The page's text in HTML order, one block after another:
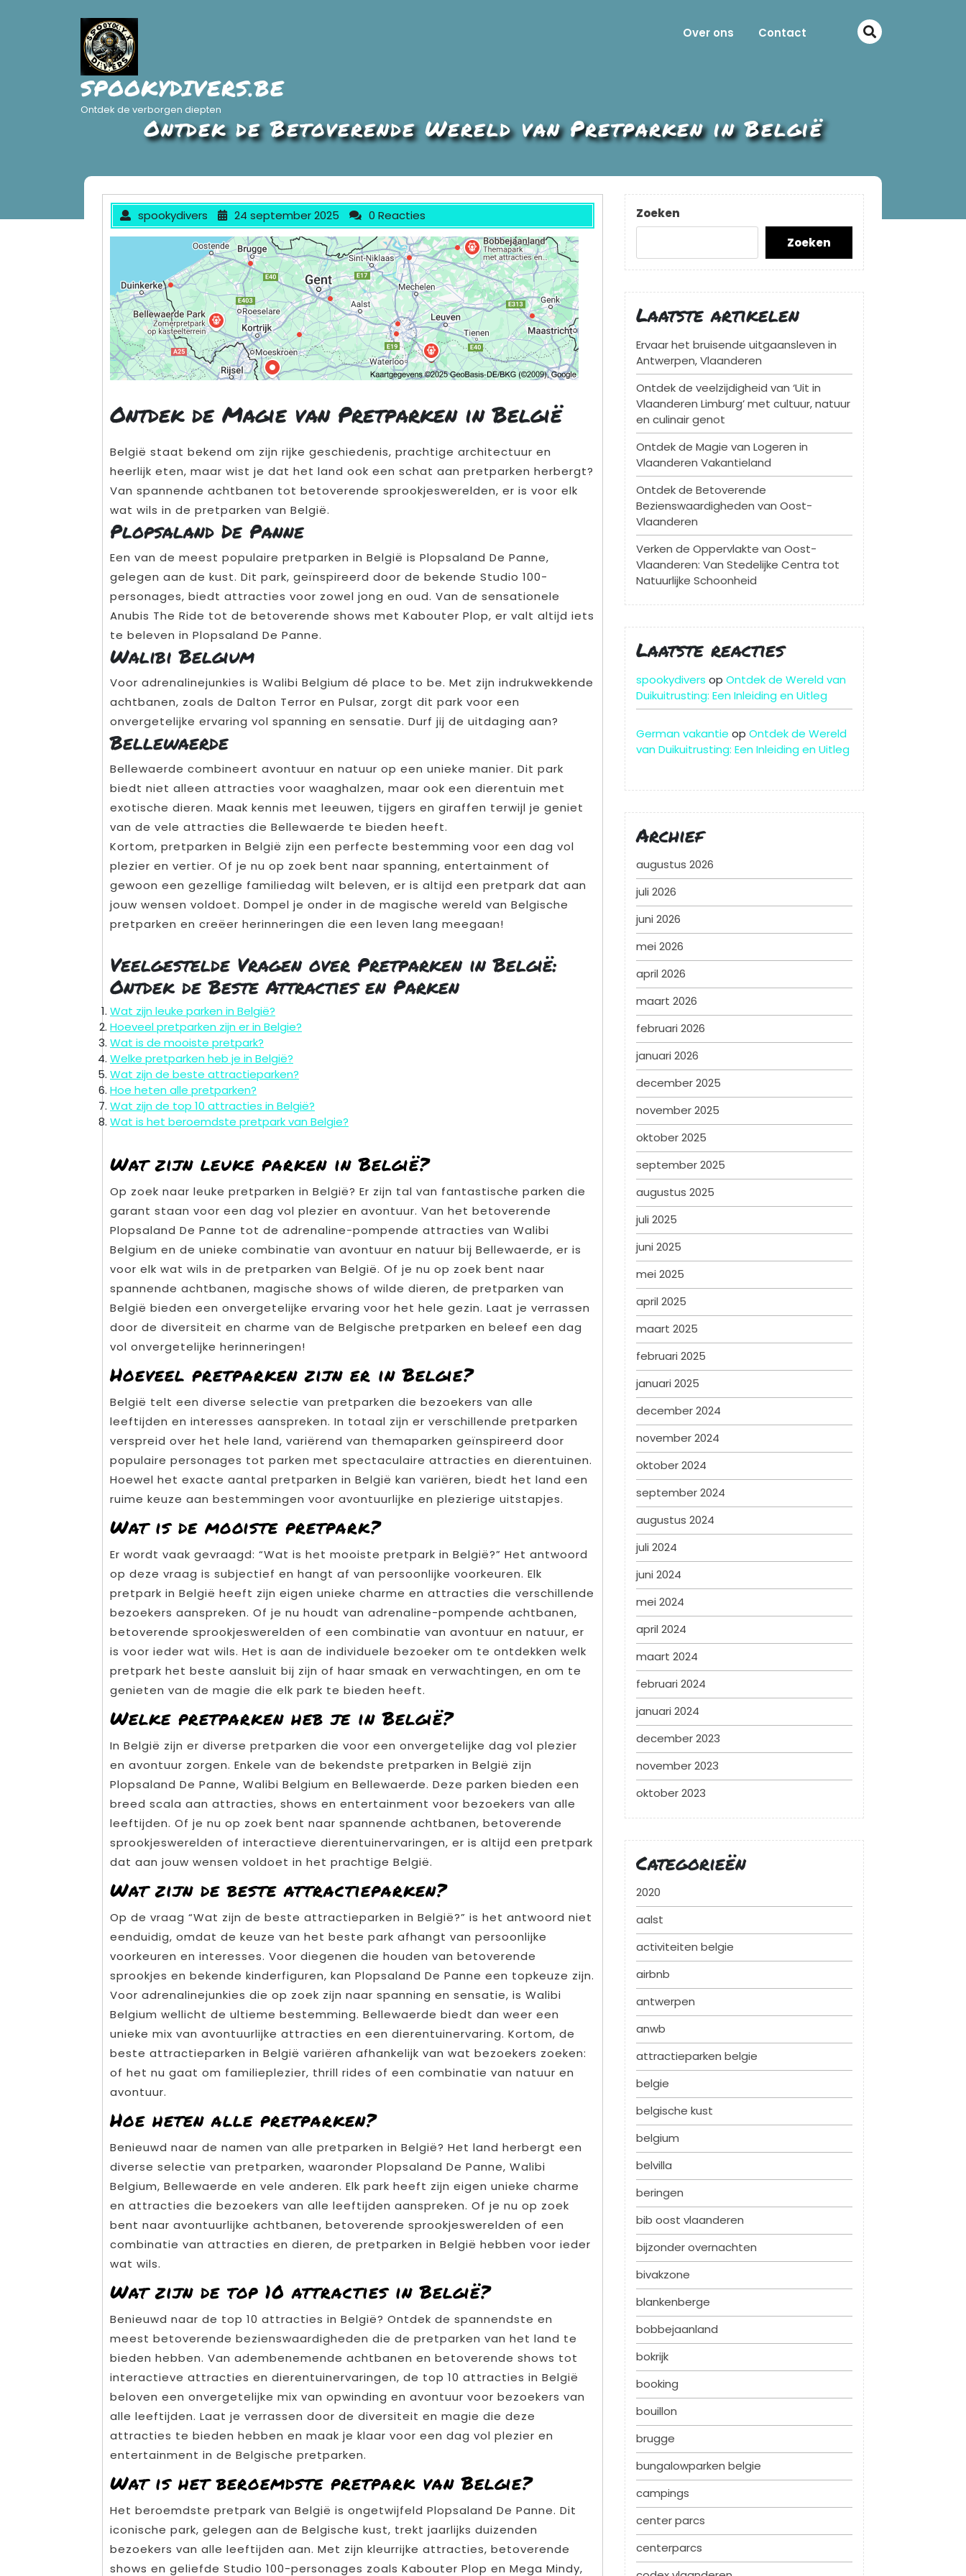
SPOOKYDIVERS.BE
Ontdek de verborgen diepten
Over ons Contact
Ontdek de Betoverende Wereld van Pretparken in België
spookydivers 24 september 2025 0 Reacties
Ontdek de Magie van Pretparken in België
België staat bekend om zijn rijke geschiedenis, prachtige architectuur en
heerlijk eten, maar wist je dat het land ook een schat aan pretparken herbergt?
Van spannende achtbanen tot betoverende sprookjeswerelden, er is voor elk
wat wils in de pretparken van België.
Plopsaland De Panne
Een van de meest populaire pretparken in België is Plopsaland De Panne,
gelegen aan de kust. Dit park, geïnspireerd door de bekende Studio 100-
personages, biedt attracties voor zowel jong en oud. Van de sensationele
Anubis The Ride tot de betoverende shows met Kabouter Plop, er valt altijd iets
te beleven in Plopsaland De Panne.
Walibi Belgium
Voor adrenalinejunkies is Walibi Belgium dé place to be. Met zijn indrukwekkende
achtbanen, zoals de Dalton Terror en Pulsar, zorgt dit park voor een
onvergetelijke ervaring vol spanning en sensatie. Durf jij de uitdaging aan?
Bellewaerde
Bellewaerde combineert avontuur en natuur op een unieke manier. Dit park
biedt niet alleen attracties voor waaghalzen, maar ook een dierentuin met
exotische dieren. Maak kennis met leeuwen, tijgers en giraffen terwijl je geniet
van de vele attracties die Bellewaerde te bieden heeft.
Kortom, pretparken in België zijn een perfecte bestemming voor een dag vol
plezier en vertier. Of je nu op zoek bent naar spanning, entertainment of
gewoon een gezellige familiedag wilt beleven, er is altijd een pretpark dat aan
jouw wensen voldoet. Dompel je onder in de magische wereld van Belgische
pretparken en creëer herinneringen die een leven lang meegaan!
Veelgestelde Vragen over Pretparken in België:
Ontdek de Beste Attracties en Parken
Wat zijn leuke parken in België?
Hoeveel pretparken zijn er in Belgie?
Wat is de mooiste pretpark?
Welke pretparken heb je in België?
Wat zijn de beste attractieparken?
Hoe heten alle pretparken?
Wat zijn de top 10 attracties in België?
Wat is het beroemdste pretpark van Belgie?
Wat zijn leuke parken in België?
Op zoek naar leuke pretparken in België? Er zijn tal van fantastische parken die
garant staan voor een dag vol plezier en avontuur. Van het betoverende
Plopsaland De Panne tot de adrenaline-pompende attracties van Walibi
Belgium en de unieke combinatie van avontuur en natuur bij Bellewaerde, er is
voor elk wat wils in de pretparken van België. Of je nu op zoek bent naar
spannende achtbanen, magische shows of wilde dieren, de pretparken van
België bieden een onvergetelijke ervaring voor het hele gezin. Laat je verrassen
door de diversiteit en charme van de Belgische pretparken en beleef een dag
vol onvergetelijke herinneringen!
Hoeveel pretparken zijn er in Belgie?
België telt een diverse selectie van pretparken die bezoekers van alle
leeftijden en interesses aanspreken. In totaal zijn er verschillende pretparken
verspreid over het hele land, variërend van themaparken geïnspireerd door
populaire personages tot parken met spectaculaire attracties en dierentuinen.
Hoewel het exacte aantal pretparken in België kan variëren, biedt het land een
ruime keuze aan bestemmingen voor avontuurlijke en plezierige uitstapjes.
Wat is de mooiste pretpark?
Er wordt vaak gevraagd: “Wat is het mooiste pretpark in België?” Het antwoord
op deze vraag is subjectief en hangt af van persoonlijke voorkeuren. Elk
pretpark in België heeft zijn eigen unieke charme en attracties die verschillende
bezoekers aanspreken. Of je nu houdt van adrenaline-pompende achtbanen,
betoverende sprookjeswerelden of een combinatie van avontuur en natuur, er
is voor ieder wat wils. Het is aan de individuele bezoeker om te ontdekken welk
pretpark het beste aansluit bij zijn of haar smaak en verwachtingen, en om te
genieten van de magie die elk park te bieden heeft.
Welke pretparken heb je in België?
In België zijn er diverse pretparken die voor een onvergetelijke dag vol plezier
en avontuur zorgen. Enkele van de bekendste pretparken in België zijn
Plopsaland De Panne, Walibi Belgium en Bellewaerde. Deze parken bieden een
breed scala aan attracties, shows en entertainment voor bezoekers van alle
leeftijden. Of je nu op zoek bent naar spannende achtbanen, betoverende
sprookjeswerelden of interactieve dierentuinervaringen, er is altijd een pretpark
dat aan jouw wensen voldoet in het prachtige België.
Wat zijn de beste attractieparken?
Op de vraag “Wat zijn de beste attractieparken in België?” is het antwoord niet
eenduidig, omdat de keuze van het beste park afhangt van persoonlijke
voorkeuren en interesses. Voor diegenen die houden van betoverende
sprookjes en bekende kinderfiguren, kan Plopsaland De Panne een topkeuze zijn.
Voor adrenalinejunkies die op zoek zijn naar spanning en sensatie, is Walibi
Belgium wellicht de ultieme bestemming. Bellewaerde biedt dan weer een
unieke mix van avontuurlijke attracties en een dierentuinervaring. Kortom, de
beste attractieparken in België variëren afhankelijk van wat bezoekers zoeken:
of het nu gaat om familieplezier, thrill rides of een combinatie van natuur en
avontuur.
Hoe heten alle pretparken?
Benieuwd naar de namen van alle pretparken in België? Het land herbergt een
diverse selectie van pretparken, waaronder Plopsaland De Panne, Walibi
Belgium, Bellewaerde en vele anderen. Elk park heeft zijn eigen unieke charme
en attracties die bezoekers van alle leeftijden aanspreken. Of je nu op zoek
bent naar avontuurlijke achtbanen, betoverende sprookjeswerelden of een
combinatie van attracties en dieren, de pretparken in België hebben voor ieder
wat wils.
Wat zijn de top 10 attracties in België?
Benieuwd naar de top 10 attracties in België? Ontdek de spannendste en
meest betoverende bezienswaardigheden die de pretparken van het land te
bieden hebben. Van adembenemende achtbanen en betoverende shows tot
interactieve attracties en dierentuinervaringen, de top 10 attracties in België
beloven een onvergetelijke mix van opwinding en avontuur voor bezoekers van
alle leeftijden. Laat je verrassen door de diversiteit en magie die deze
attracties te bieden hebben en maak je klaar voor een dag vol plezier en
entertainment in de Belgische pretparken.
Wat is het beroemdste pretpark van Belgie?
Het beroemdste pretpark van België is ongetwijfeld Plopsaland De Panne. Dit
iconische park, gelegen aan de Belgische kust, trekt jaarlijks duizenden
bezoekers van alle leeftijden aan. Met zijn kleurrijke attracties, betoverende
shows en geliefde Studio 100-personages zoals Kabouter Plop en Mega Mindy,
Zoeken
Zoeken
Laatste artikelen
Ervaar het bruisende uitgaansleven in
Antwerpen, Vlaanderen
Ontdek de veelzijdigheid van ‘Uit in
Vlaanderen Limburg’ met cultuur, natuur
en culinair genot
Ontdek de Magie van Logeren in
Vlaanderen Vakantieland
Ontdek de Betoverende
Bezienswaardigheden van Oost-
Vlaanderen
Verken de Oppervlakte van Oost-
Vlaanderen: Van Stedelijke Centra tot
Natuurlijke Schoonheid
Laatste reacties
spookydivers op Ontdek de Wereld van
Duikuitrusting: Een Inleiding en Uitleg
German vakantie op Ontdek de Wereld
van Duikuitrusting: Een Inleiding en Uitleg
Archief
augustus 2026
juli 2026
juni 2026
mei 2026
april 2026
maart 2026
februari 2026
januari 2026
december 2025
november 2025
oktober 2025
september 2025
augustus 2025
juli 2025
juni 2025
mei 2025
april 2025
maart 2025
februari 2025
januari 2025
december 2024
november 2024
oktober 2024
september 2024
augustus 2024
juli 2024
juni 2024
mei 2024
april 2024
maart 2024
februari 2024
januari 2024
december 2023
november 2023
oktober 2023
Categorieën
2020
aalst
activiteiten belgie
airbnb
antwerpen
anwb
attractieparken belgie
belgie
belgische kust
belgium
belvilla
beringen
bib oost vlaanderen
bijzonder overnachten
bivakzone
blankenberge
bobbejaanland
bokrijk
booking
bouillon
brugge
bungalowparken belgie
campings
center parcs
centerparcs